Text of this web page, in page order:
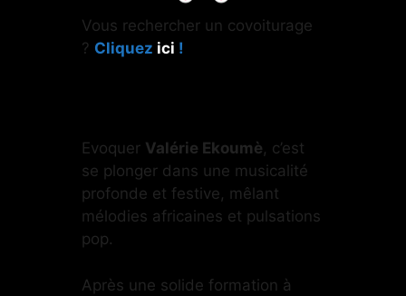
Vous rechercher un covoiturage
? Cliquez ici !
Evoquer Valérie Ekoumè, c’est
se plonger dans une musicalité
profonde et festive, mêlant
mélodies africaines et pulsations
pop.
Après une solide formation à